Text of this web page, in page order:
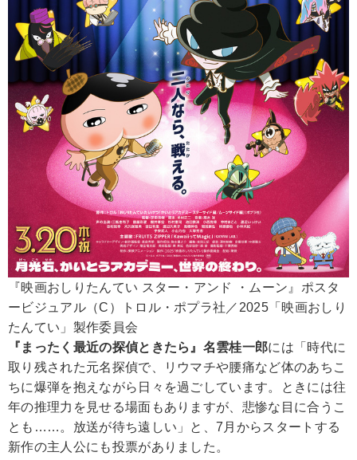
『映画おしりたんてい スター・アンド ・ムーン』ポスタ
ービジュアル（C）トロル・ポプラ社／2025「映画おしり
たんてい」製作委員会
『まったく最近の探偵ときたら』名雲桂一郎には「時代に
取り残された元名探偵で、リウマチや腰痛など体のあちこ
ちに爆弾を抱えながら日々を過ごしています。ときには往
年の推理力を見せる場面もありますが、悲惨な目に合うこ
とも……。放送が待ち遠しい」と、7月からスタートする
新作の主人公にも投票がありました。